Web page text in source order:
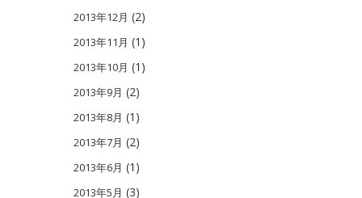
2013年12月 (2)
2013年11月 (1)
2013年10月 (1)
2013年9月 (2)
2013年8月 (1)
2013年7月 (2)
2013年6月 (1)
2013年5月 (3)